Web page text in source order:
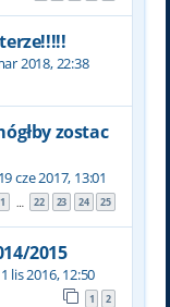
2018, 22:38
zostac
19 cze 2017, 13:01
1 … 22 23 24 25
2015
1 lis 2016, 12:50
1 2